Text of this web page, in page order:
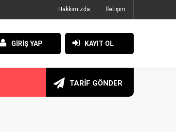
Hakkımızda İletişim
GİRİŞ YAP KAYIT OL
TARİF GÖNDER